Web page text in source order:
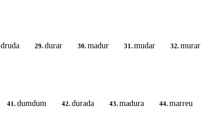
druda 29.durar 30.madur 31.mudar 32.murar
41.dumdum 42.durada 43.madura 44.marreu